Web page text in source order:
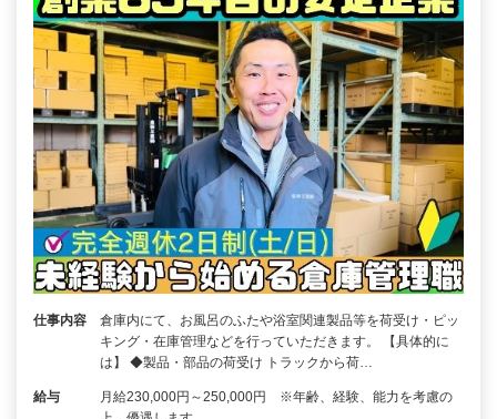
仕事内容
倉庫内にて、お風呂のふたや浴室関連製品等を荷受け・ピッ
キング・在庫管理などを行っていただきます。 【具体的に
は】 ◆製品・部品の荷受け トラックから荷…
給与
月給230,000円～250,000円 ※年齢、経験、能力を考慮の